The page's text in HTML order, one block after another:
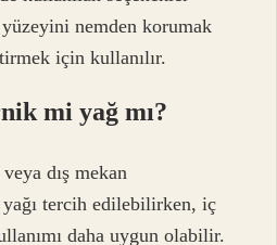
yüzeyini nemden korumak
için kullanılır.
mi yağ mı?
dış mekan
tercih edilebilirken, iç
daha uygun olabilir.